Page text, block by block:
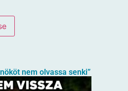
nem olvassa senki”